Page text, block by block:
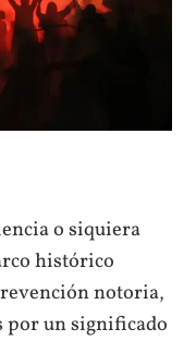
o siquiera
histórico
notoria,
por un significado